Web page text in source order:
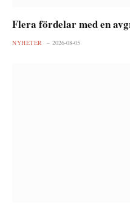
Flera fördelar med en
NYHETER 2026-08-05